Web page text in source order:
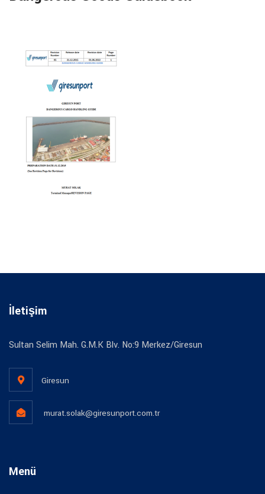
İletişim
Sultan Selim Mah. G.M.K Blv. No:9 Merkez/Giresun
Giresun
murat.solak@giresunport.com.tr
Menü